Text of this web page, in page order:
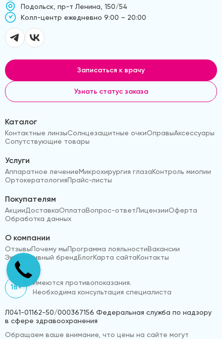
Подольск, пр-т Ленина, 150/54
Kолл-центр ежедневно 9:00 – 20:00
Записаться к врачу
Узнать статус заказа
Каталог
Контактные линзыСолнцезащитные очкиОправыАксессуары
Сопутствующие товары
Услуги
Аппаратное лечениеМикрохирургия глазаКонтроль миопии
ОртокератологияПрайс-листы
Покупателям
АкцииДоставкаОплатаВопрос-ответЛицензииОферта
Обработка данных
О компании
ОтзывыПочему мыПрограмма лояльностиВакансии
Эксклюзивный брендБлогКарта сайтаКонтакты
18+
Имеются противопоказания.
Необходима консультация специалиста
Л041-01162-50/000367156 Федеральная служба по надзору
в сфере здравоохранения
Обращаем ваше внимание, что цены на сайте могут